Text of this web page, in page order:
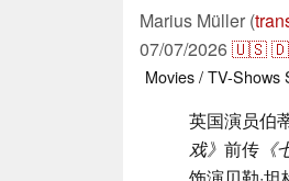
Marius Müller (
07/07/2026🇺🇸
Movies / TV-Shows
英国演员伯
戏》 前传